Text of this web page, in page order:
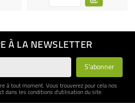
À LA NEWSLETTER
à tout moment. Vous trouverez pour cela nos
dans les conditions d'utilisation du site.